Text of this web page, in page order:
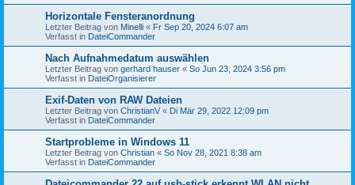
Horizontale Fensteranordnung
Letzter Beitrag von Minelli « Fr Sep 20, 2024 6:07 am
Verfasst in DateiCommander
Nach Aufnahmedatum auswählen
Letzter Beitrag von gerhard hauser « So Jun 23, 2024 3:56 pm
Verfasst in DateiOrganisierer
Exif-Daten von RAW Dateien
Letzter Beitrag von ChristianV « Di Mär 29, 2022 12:09 pm
Verfasst in DateiCommander
Startprobleme in Windows 11
Letzter Beitrag von Christian « So Nov 28, 2021 8:38 am
Verfasst in DateiCommander